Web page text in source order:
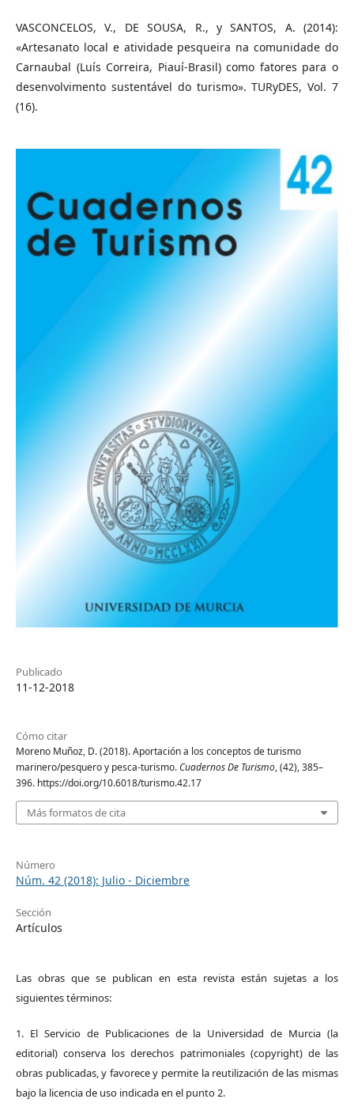
VASCONCELOS, V., DE SOUSA, R., y SANTOS, A. (2014):
«Artesanato local e atividade pesqueira na comunidade do
Carnaubal (Luís Correira, Piauí-Brasil) como fatores para o
desenvolvimento sustentável do turismo». TURyDES, Vol. 7
(16).
Publicado
11-12-2018
Cómo citar
Moreno Muñoz, D. (2018). Aportación a los conceptos de turismo
marinero/pesquero y pesca-turismo.Cuadernos De Turismo, (42), 385–
396. https://doi.org/10.6018/turismo.42.17
Más formatos de cita
Número
Núm. 42 (2018): Julio - Diciembre
Sección
Artículos
Las obras que se publican en esta revista están sujetas a los
siguientes términos:
1. El Servicio de Publicaciones de la Universidad de Murcia (la
editorial) conserva los derechos patrimoniales (copyright) de las
obras publicadas, y favorece y permite la reutilización de las mismas
bajo la licencia de uso indicada en el punto 2.